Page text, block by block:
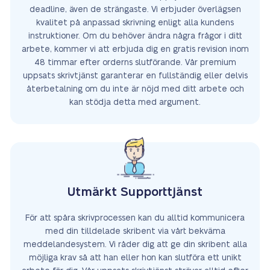
deadline, även de strängaste. Vi erbjuder överlägsen
kvalitet på anpassad skrivning enligt alla kundens
instruktioner. Om du behöver ändra några frågor i ditt
arbete, kommer vi att erbjuda dig en gratis revision inom
48 timmar efter orderns slutförande. Vår premium
uppsats skrivtjänst garanterar en fullständig eller delvis
återbetalning om du inte är nöjd med ditt arbete och
kan stödja detta med argument.
Utmärkt Supporttjänst
För att spåra skrivprocessen kan du alltid kommunicera
med din tilldelade skribent via vårt bekväma
meddelandesystem. Vi råder dig att ge din skribent alla
möjliga krav så att han eller hon kan slutföra ett unikt